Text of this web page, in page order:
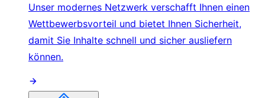
Unser modernes Netzwerk verschafft Ihnen einen
Wettbewerbsvorteil und bietet Ihnen Sicherheit,
damit Sie Inhalte schnell und sicher ausliefern
können.